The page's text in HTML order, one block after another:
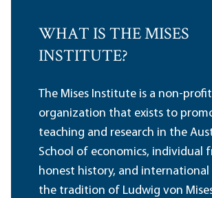
WHAT IS THE MISES
INSTITUTE?
The Mises Institute is a non-profit
organization that exists to
teaching and research in the
School of economics, individual
honest history, and international
the tradition of Ludwig von